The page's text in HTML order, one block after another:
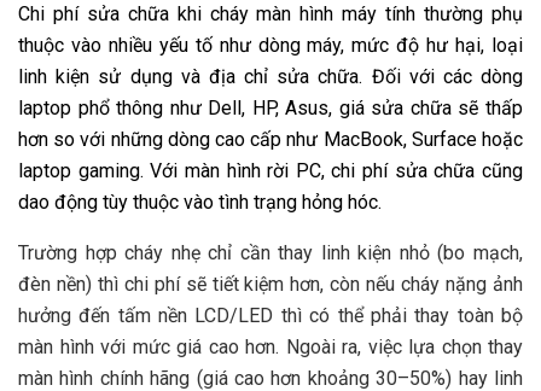
Chi phí sửa chữa khi cháy màn hình máy tính thường phụ
thuộc vào nhiều yếu tố như dòng máy, mức độ hư hại, loại
linh kiện sử dụng và địa chỉ sửa chữa. Đối với các dòng
laptop phổ thông như Dell, HP, Asus, giá sửa chữa sẽ thấp
hơn so với những dòng cao cấp như MacBook, Surface hoặc
laptop gaming. Với màn hình rời PC, chi phí sửa chữa cũng
dao động tùy thuộc vào tình trạng hỏng hóc.
Trường hợp cháy nhẹ chỉ cần thay linh kiện nhỏ (bo mạch,
đèn nền) thì chi phí sẽ tiết kiệm hơn, còn nếu cháy nặng ảnh
hưởng đến tấm nền LCD/LED thì có thể phải thay toàn bộ
màn hình với mức giá cao hơn. Ngoài ra, việc lựa chọn thay
màn hình chính hãng (giá cao hơn khoảng 30–50%) hay linh